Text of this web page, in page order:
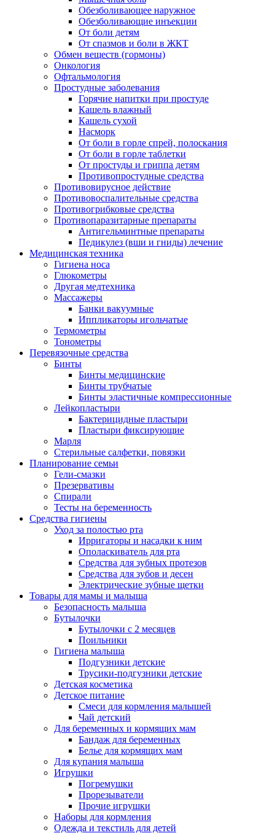
Обезболивающее наружное
Обезболивающие инъекции
От боли детям
От спазмов и боли в ЖКТ
Обмен веществ (гормоны)
Онкология
Офтальмология
Простудные заболевания
Горячие напитки при простуде
Кашель влажный
Кашель сухой
Насморк
От боли в горле спрей, полоскания
От боли в горле таблетки
От простуды и гриппа детям
Противопростудные средства
Противовирусное действие
Противовоспалительные средства
Противогрибковые средства
Противопаразитарные препараты
Антигельминтные препараты
Педикулез (вши и гниды) лечение
Медицинская техника
Гигиена носа
Глюкометры
Другая медтехника
Массажеры
Банки вакуумные
Иппликаторы игольчатые
Термометры
Тонометры
Перевязочные средства
Бинты
Бинты медицинские
Бинты трубчатые
Бинты эластичные компрессионные
Лейкопластыри
Бактерицидные пластыри
Пластыри фиксирующие
Марля
Стерильные салфетки, повязки
Планирование семьи
Гели-смазки
Презервативы
Спирали
Тесты на беременность
Средства гигиены
Уход за полостью рта
Ирригаторы и насадки к ним
Ополаскиватель для рта
Средства для зубных протезов
Средства для зубов и десен
Электрические зубные щетки
Товары для мамы и малыша
Безопасность малыша
Бутылочки
Бутылочки с 2 месяцев
Поильники
Гигиена малыша
Подгузники детские
Трусики-подгузники детские
Детская косметика
Детское питание
Смеси для кормления малышей
Чай детский
Для беременных и кормящих мам
Бандаж для беременных
Белье для кормящих мам
Для купания малыша
Игрушки
Погремушки
Прорезыватели
Прочие игрушки
Наборы для кормления
Одежда и текстиль для детей